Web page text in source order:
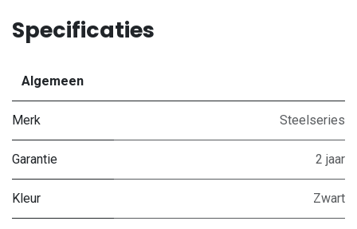
Specificaties
Algemeen
Merk Steelseries
Garantie 2 jaar
Kleur Zwart